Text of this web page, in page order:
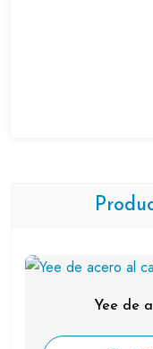
Yee de